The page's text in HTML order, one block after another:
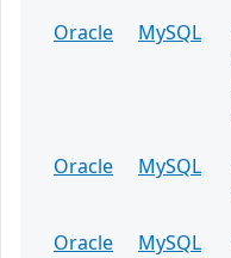
Oracle
MySQL
Oracle
MySQL
Oracle
MySQL